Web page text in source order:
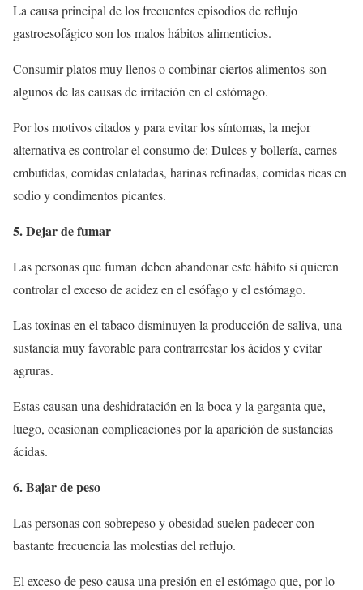
La causa principal de los frecuentes episodios de reflujo
gastroesofágico son los malos hábitos alimenticios.
Consumir platos muy llenos o combinar ciertos alimentos son
algunos de las causas de irritación en el estómago.
Por los motivos citados y para evitar los síntomas, la mejor
alternativa es controlar el consumo de: Dulces y bollería, carnes
embutidas, comidas enlatadas, harinas refinadas, comidas ricas en
sodio y condimentos picantes.
5. Dejar de fumar
Las personas que fuman deben abandonar este hábito si quieren
controlar el exceso de acidez en el esófago y el estómago.
Las toxinas en el tabaco disminuyen la producción de saliva, una
sustancia muy favorable para contrarrestar los ácidos y evitar
agruras.
Estas causan una deshidratación en la boca y la garganta que,
luego, ocasionan complicaciones por la aparición de sustancias
ácidas.
6. Bajar de peso
Las personas con sobrepeso y obesidad suelen padecer con
bastante frecuencia las molestias del reflujo.
El exceso de peso causa una presión en el estómago que, por lo